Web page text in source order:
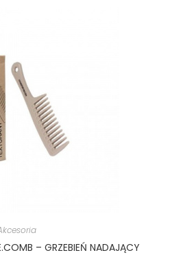
– GRZEBIEŃ NADAJĄCY